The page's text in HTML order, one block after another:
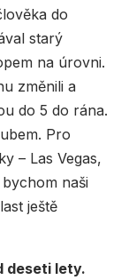
do
starý
na úrovni.
změnili a
do 5 do rána.
Pro
– Las Vegas,
naši
ještě
deseti lety.